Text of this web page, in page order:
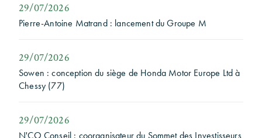
29/07/2026
Pierre-Antoine Matrand : lancement du Groupe M
29/07/2026
Sowen : conception du siège de Honda Motor Europe Ltd à
Chessy (77)
29/07/2026
N'CO Conseil : coorganisateur du Sommet des Investisseurs